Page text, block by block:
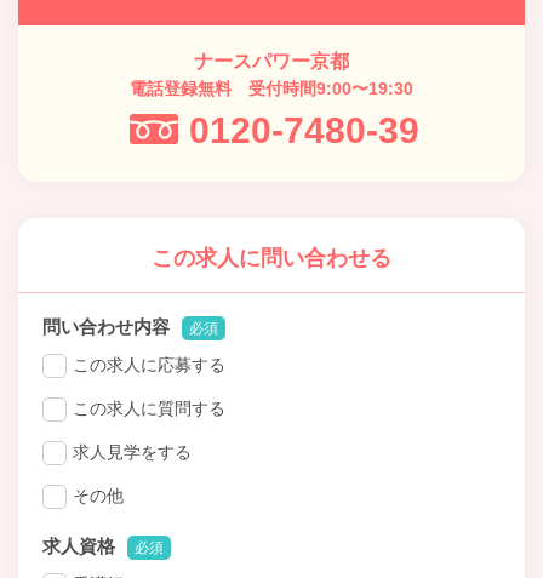
ナースパワー京都
電話登録無料 受付時間9:00〜19:30
0120-7480-39
この求人に問い合わせる
問い合わせ内容 必須
この求人に応募する
この求人に質問する
求人見学をする
その他
求人資格 必須